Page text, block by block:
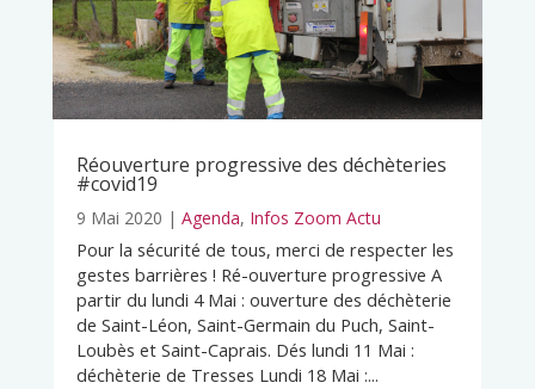
Réouverture progressive des déchèteries
#covid19
9 Mai 2020 | Agenda, Infos Zoom Actu
Pour la sécurité de tous, merci de respecter les
gestes barrières ! Ré-ouverture progressive A
partir du lundi 4 Mai : ouverture des déchèterie
de Saint-Léon, Saint-Germain du Puch, Saint-
Loubès et Saint-Caprais. Dés lundi 11 Mai :
déchèterie de Tresses Lundi 18 Mai :...